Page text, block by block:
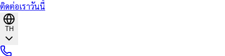
ติดต่อเราวันนี้
TH